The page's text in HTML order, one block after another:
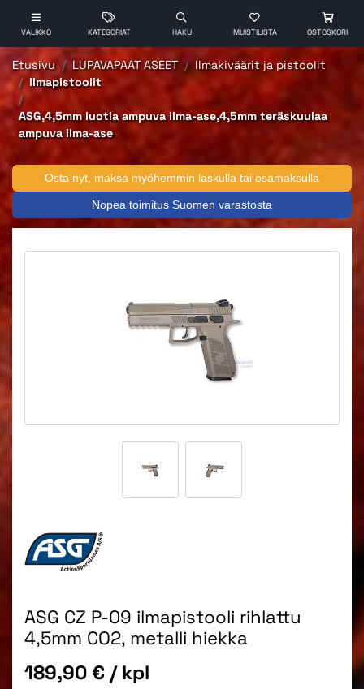
VALIKKO KATEGORIAT HAKU MUISTILISTA OSTOSKORI
Etusivu LUPAVAPAAT ASEET
Ilmakiväärit ja pistoolit
Ilmapistoolit
ASG,4,5mm luotia ampuva ilma-ase,4,5mm teräskuulaa
ampuva ilma-ase
Osta nyt, maksa myöhemmin laskulla tai osamaksulla
Nopea toimitus Suomen varastosta
ASG CZ P-09 ilmapistooli rihlattu
4,5mm CO2, metalli hiekka
Hinta
189,90 € / kpl